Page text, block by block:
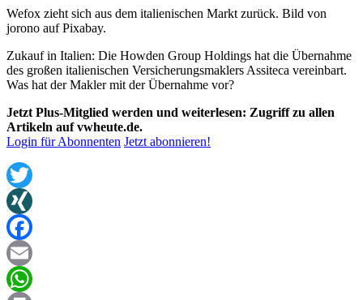
Wefox zieht sich aus dem italienischen Markt zurück. Bild von
jorono auf Pixabay.
Zukauf in Italien: Die Howden Group Holdings hat die Übernahme
des großen italienischen Versicherungsmaklers Assiteca vereinbart.
Was hat der Makler mit der Übernahme vor?
Jetzt Plus-Mitglied werden und weiterlesen: Zugriff zu allen
Artikeln auf vwheute.de.
Login für Abonnenten Jetzt abonnieren!
Twitter
XING
Facebook
Email